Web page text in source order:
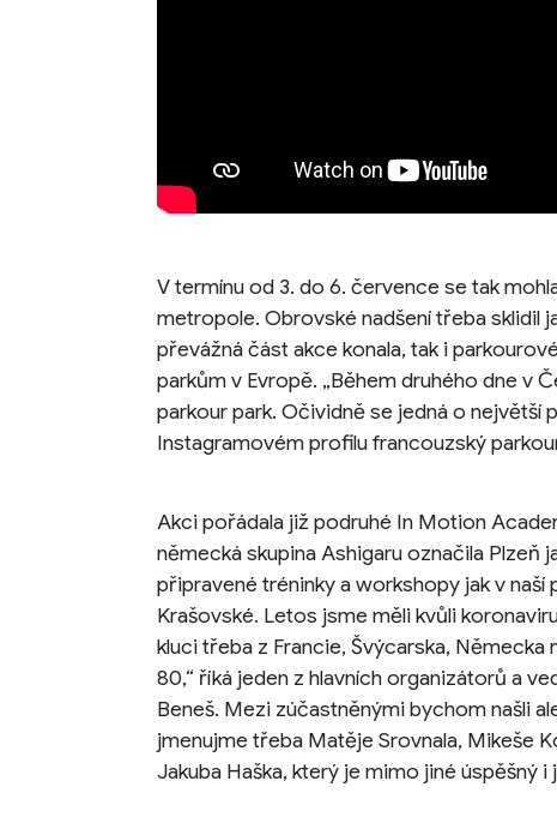
V termínu od 3. do 6. července se tak
metropole. Obrovské nadšení třeba sklidil
převážná část akce konala, tak i
parkům v Evropě. „Během druhého dne v
parkour park. Očividně se jedná o největší
Instagramovém profilu francouzský
Akci pořádala již podruhé In Motion
německá skupina Ashigaru označila Plzeň
připravené tréninky a workshopy jak v
Krašovské. Letos jsme měli kvůli
kluci třeba z Francie, Švýcarska,
80,“ říká jeden z hlavních organizátorů a
Beneš. Mezi zúčastněnými bychom našli
jmenujme třeba Matěje Srovnala, Mikeše
Jakuba Haška, který je mimo jiné úspěšný i